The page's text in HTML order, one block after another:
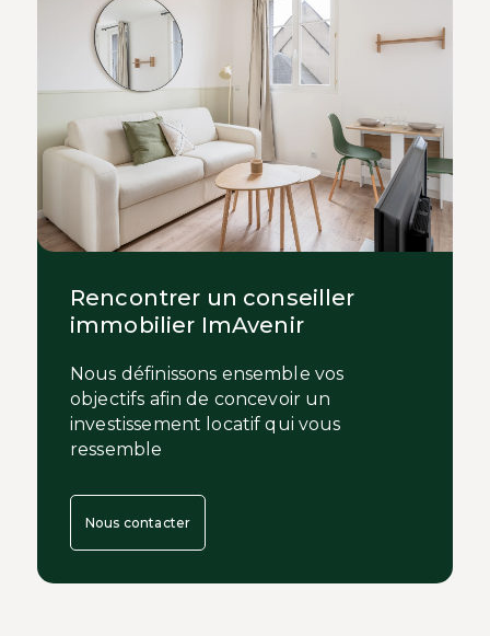
Rencontrer un conseiller
immobilier ImAvenir
Nous définissons ensemble vos
objectifs afin de concevoir un
investissement locatif qui vous
ressemble
Nous contacter